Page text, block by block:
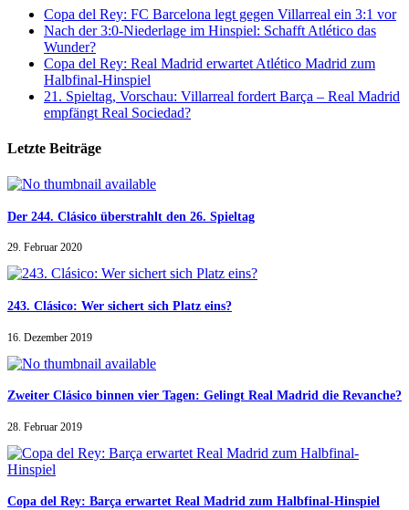
Copa del Rey: FC Barcelona legt gegen Villarreal ein 3:1 vor
Nach der 3:0-Niederlage im Hinspiel: Schafft Atlético das
Wunder?
Copa del Rey: Real Madrid erwartet Atlético Madrid zum
Halbfinal-Hinspiel
21. Spieltag, Vorschau: Villarreal fordert Barça – Real Madrid
empfängt Real Sociedad?
Letzte Beiträge
Der 244. Clásico überstrahlt den 26. Spieltag
29. Februar 2020
243. Clásico: Wer sichert sich Platz eins?
16. Dezember 2019
Zweiter Clásico binnen vier Tagen: Gelingt Real Madrid die Revanche?
28. Februar 2019
Copa del Rey: Barça erwartet Real Madrid zum Halbfinal-Hinspiel